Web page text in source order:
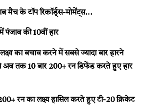
मैच के टॉप रिकॉर्ड्स-मोमेंट्स…
की 10वीं हार
का बचाव करने में सबसे ज्यादा बार हारने
अब तक 10 बार 200+ रन डिफेंड करते हुए हार
रन का लक्ष्य हासिल करते हुए टी-20 क्रिकेट